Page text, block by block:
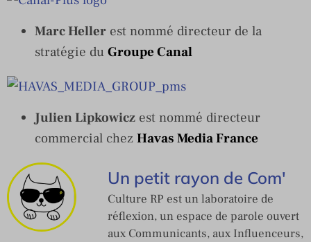
Marc Heller est nommé directeur de la
stratégie du Groupe Canal
Julien Lipkowicz est nommé directeur
commercial chez Havas Media France
Un petit rayon de Com'
Culture RP est un laboratoire de
réflexion, un espace de parole ouvert
aux Communicants, aux Influenceurs,